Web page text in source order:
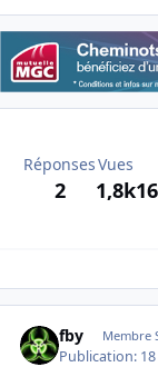
Réponses
2
Vues
1,8k
fby Membre
Publication: